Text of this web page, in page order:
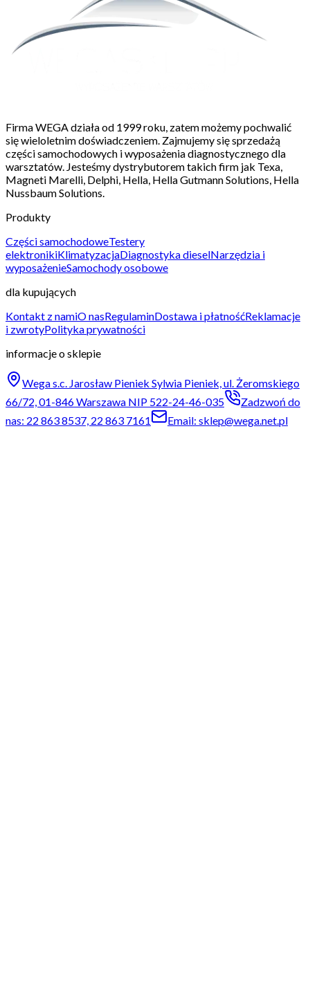
Firma WEGA działa od 1999 roku, zatem możemy pochwalić
się wieloletnim doświadczeniem. Zajmujemy się sprzedażą
części samochodowych i wyposażenia diagnostycznego dla
warsztatów. Jesteśmy dystrybutorem takich firm jak Texa,
Magneti Marelli, Delphi, Hella, Hella Gutmann Solutions, Hella
Nussbaum Solutions.
Produkty
Części samochodoweTestery
elektronikiKlimatyzacjaDiagnostyka dieselNarzędzia i
wyposażenieSamochody osobowe
dla kupujących
Kontakt z namiO nasRegulaminDostawa i płatnośćReklamacje
i zwrotyPolityka prywatności
informacje o sklepie
Wega s.c. Jarosław Pieniek Sylwia Pieniek, ul. Żeromskiego
66/72, 01-846 Warszawa NIP 522-24-46-035
Zadzwoń do
nas: 22 863 8537, 22 863 7161
Email: sklep@wega.net.pl